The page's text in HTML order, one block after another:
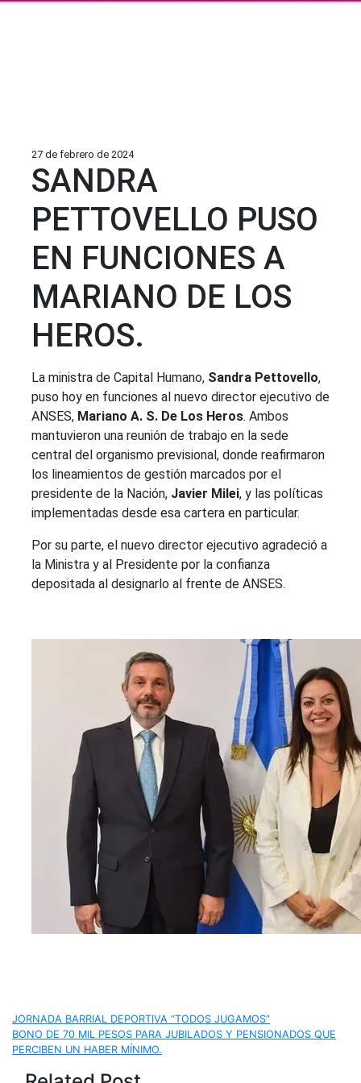
27 de febrero de 2024
SANDRA
PETTOVELLO PUSO
EN FUNCIONES A
MARIANO DE LOS
HEROS.
La ministra de Capital Humano, Sandra Pettovello,
puso hoy en funciones al nuevo director ejecutivo de
ANSES, Mariano A. S. De Los Heros. Ambos
mantuvieron una reunión de trabajo en la sede
central del organismo previsional, donde reafirmaron
los lineamientos de gestión marcados por el
presidente de la Nación, Javier Milei, y las políticas
implementadas desde esa cartera en particular.
Por su parte, el nuevo director ejecutivo agradeció a
la Ministra y al Presidente por la confianza
depositada al designarlo al frente de ANSES.
Navegación
de
JORNADA BARRIAL DEPORTIVA “TODOS JUGAMOS”
BONO DE 70 MIL PESOS PARA JUBILADOS Y PENSIONADOS QUE
PERCIBEN UN HABER MÍNIMO.